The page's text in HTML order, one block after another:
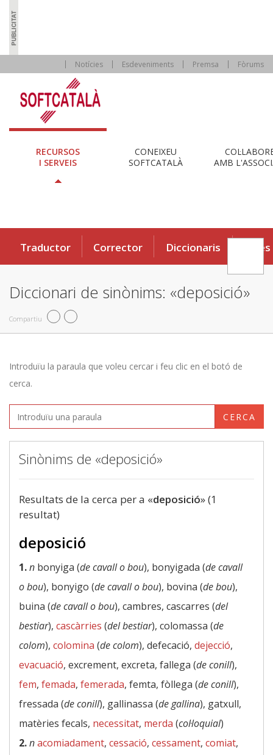
Notícies Esdeveniments Premsa Fòrums
RECURSOS
I SERVEIS
CONEIXEU
SOFTCATALÀ
AMB
Traductor Corrector Diccionaris Eines
Diccionari de sinònims: «deposició»
Compartiu
Introduïu la paraula que voleu cercar i feu clic en el botó de
cerca.
CERCA
Sinònims de «deposició»
Resultats de la cerca per a «deposició» (1
resultat)
deposició
1.n bonyiga (de cavall o bou), bonyigada (de cavall
o bou), bonyigo (de cavall o bou), bovina (de bou),
buina (de cavall o bou), cambres, cascarres (del
bestiar), cascàrries (del bestiar), colomassa (de
colom), colomina (de colom), defecació, dejecció,
evacuació, excrement, excreta, fallega (de conill),
fem, femada, femerada, femta, fòllega (de conill),
fressada (de conill), gallinassa (de gallina), gatxull,
matèries fecals, necessitat, merda (col·loquial)
2.nacomiadament, cessació, cessament, comiat,